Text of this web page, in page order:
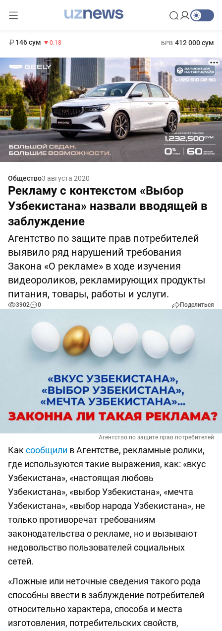
146 сум -0.18 БРВ 412 000 сум
Общество3 августа 2020
Рекламу с контекстом «Выбор
Узбекистана» назвали вводящей в
заблуждение
Агентство по защите прав потребителей
выявило ряд нарушений требования
Закона «О рекламе» в ходе изучения
видеороликов, рекламирующих продукты
питания, товары, работы и услуги.
3902 0 Поделиться
Агентство по защите прав потребителей
Каксообщили в Агентстве, рекламные ролики,
где используются такие выражения, как: «вкус
Узбекистана», «настоящая любовь
Узбекистана», «выбор Узбекистана», «мечта
Узбекистана», «выбор народа Узбекистана», не
только противоречат требованиям
законодательства о рекламе, но и вызывают
недовольство пользователей социальных
сетей.
«Ложные или неточные сведения такого рода
способны ввести в заблуждение потребителей
относительно характера, способа и места
изготовления, потребительских свойств,